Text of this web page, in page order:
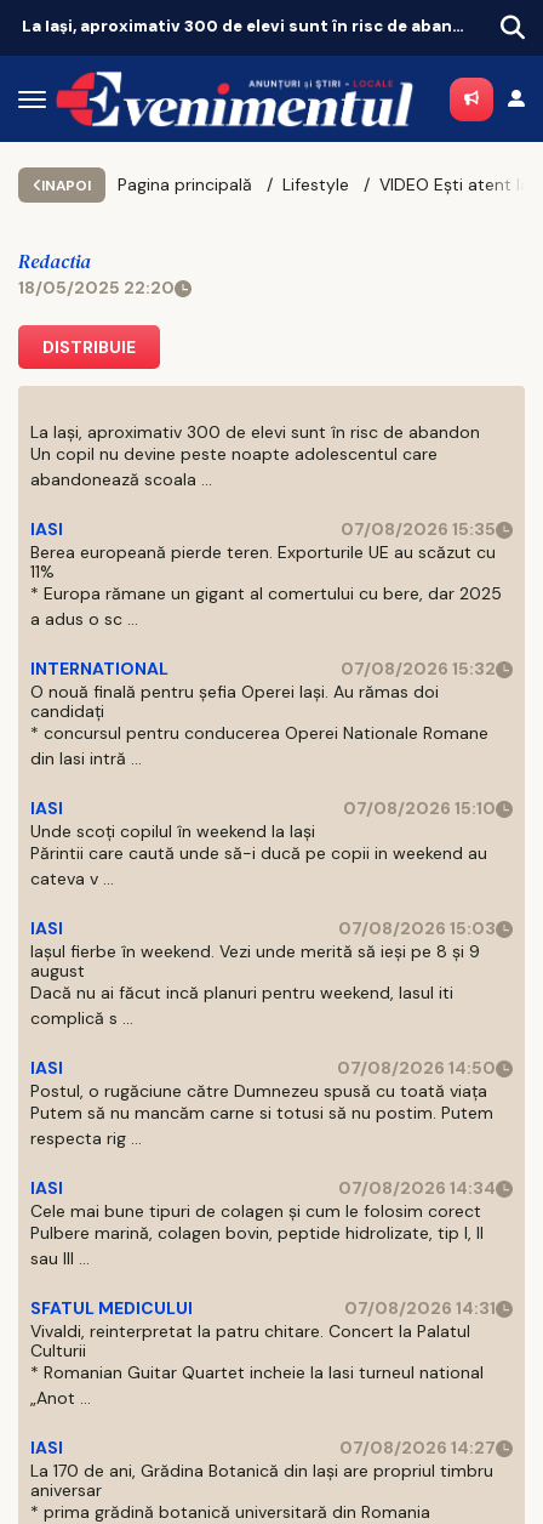
Iașul fierbe în weekend. Vezi unde merită să ieși pe 8 și 9 august
INAPOI Pagina principală Lifestyle
Redactia
18/05/2025 22:20
DISTRIBUIE
La Iași, aproximativ 300 de elevi sunt în risc de abandon
Un copil nu devine peste noapte adolescentul care
abandonează scoala ...
IASI
07/08/2026 15:35
Berea europeană pierde teren. Exporturile UE au scăzut cu
11%
* Europa rămane un gigant al comertului cu bere, dar 2025
a adus o sc ...
INTERNATIONAL
07/08/2026 15:32
O nouă finală pentru șefia Operei Iași. Au rămas doi
candidați
* concursul pentru conducerea Operei Nationale Romane
din Iasi intră ...
IASI
07/08/2026 15:10
Unde scoți copilul în weekend la Iași
Părintii care caută unde să-i ducă pe copii in weekend au
cateva v ...
IASI
07/08/2026 15:03
Iașul fierbe în weekend. Vezi unde merită să ieși pe 8 și 9
august
Dacă nu ai făcut incă planuri pentru weekend, Iasul iti
complică s ...
IASI
07/08/2026 14:50
Postul, o rugăciune către Dumnezeu spusă cu toată viața
Putem să nu mancăm carne si totusi să nu postim. Putem
respecta rig ...
IASI
07/08/2026 14:34
Cele mai bune tipuri de colagen și cum le folosim corect
Pulbere marină, colagen bovin, peptide hidrolizate, tip I, II
sau III ...
SFATUL MEDICULUI
07/08/2026 14:31
Vivaldi, reinterpretat la patru chitare. Concert la Palatul
Culturii
* Romanian Guitar Quartet incheie la Iasi turneul national
„Anot ...
IASI
07/08/2026 14:27
La 170 de ani, Grădina Botanică din Iași are propriul timbru
aniversar
* prima grădină botanică universitară din Romania